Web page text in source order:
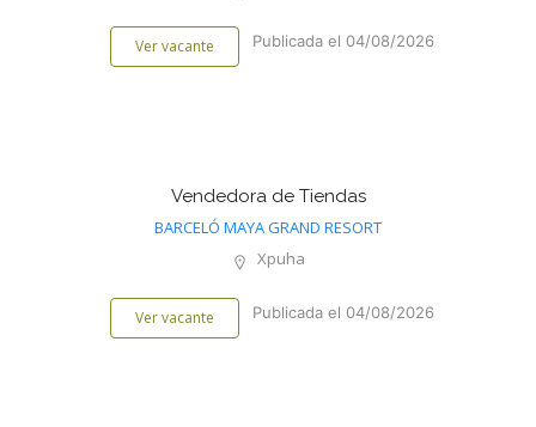
Ver vacante Publicada el 04/08/2026
Vendedora de Tiendas
BARCELÓ MAYA GRAND RESORT
Xpuha
Ver vacante Publicada el 04/08/2026